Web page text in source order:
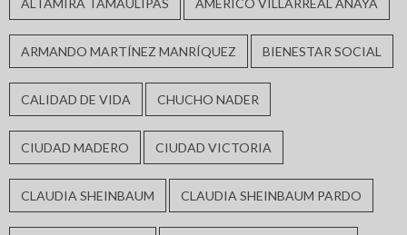
ALTAMIRA TAMAULIPAS AMÉRICO VILLARREAL ANAYA
ARMANDO MARTÍNEZ MANRÍQUEZ BIENESTAR SOCIAL
CALIDAD DE VIDA CHUCHO NADER
CIUDAD MADERO CIUDAD VICTORIA
CLAUDIA SHEINBAUM CLAUDIA SHEINBAUM PARDO